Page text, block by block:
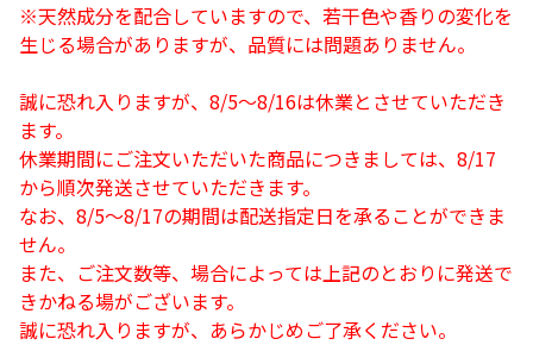
※天然成分を配合していますので、若干色や香りの変化を
生じる場合がありますが、品質には問題ありません。
誠に恐れ入りますが、8/5～8/16は休業とさせていただき
ます。
休業期間にご注文いただいた商品につきましては、8/17
から順次発送させていただきます。
なお、8/5～8/17の期間は配送指定日を承ることができま
せん。
また、ご注文数等、場合によっては上記のとおりに発送で
きかねる場がございます。
誠に恐れ入りますが、あらかじめご了承ください。